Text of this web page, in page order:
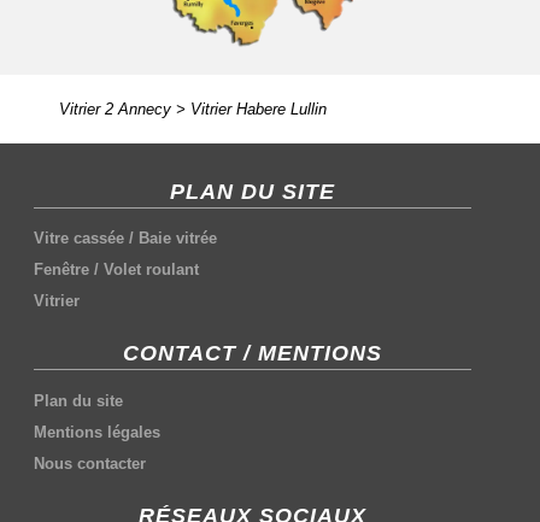
Vitrier 2 Annecy> Vitrier Habere Lullin
PLAN DU SITE
Vitre cassée / Baie vitrée
Fenêtre /Volet roulant
Vitrier
CONTACT / MENTIONS
Plan du site
Mentions légales
Nous contacter
RÉSEAUX SOCIAUX